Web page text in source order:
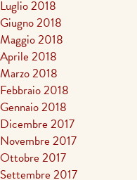
Luglio 2018
Giugno 2018
Maggio 2018
Aprile 2018
Marzo 2018
Febbraio 2018
Gennaio 2018
Dicembre 2017
Novembre 2017
Ottobre 2017
Settembre 2017